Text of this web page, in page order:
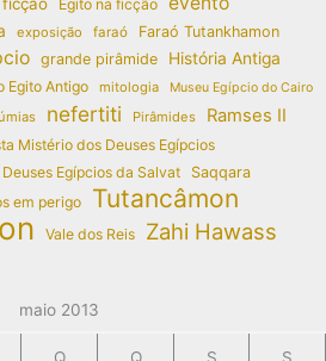
Egito na ficção
exposição faraó Faraó Tutankhamon
grande pirâmide
História Antiga
Egito Antigo mitologia Museu Egípcio do Cairo
nefertiti Pirâmides Ramses II
Mistério dos Deuses Egípcios
Egípcios da Salvat
Saqqara
em perigo
Tutancâmon
Vale dos Reis Zahi Hawass
maio 2013